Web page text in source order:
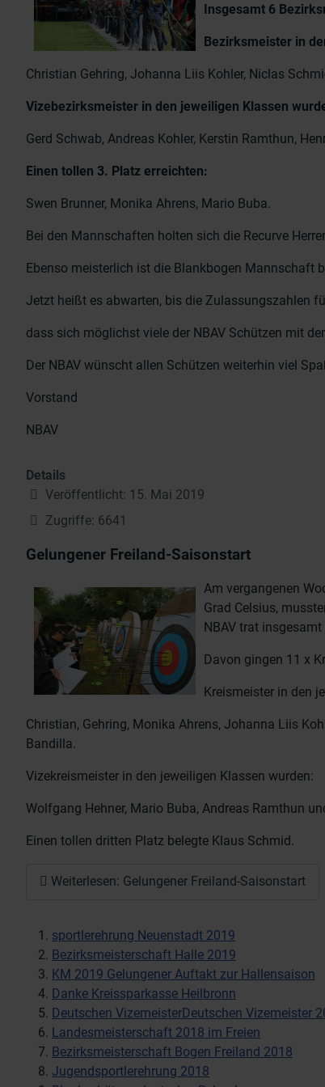
Insgesamt 6
Bezirksmeister in
Christian Gehring, Johanna Liis Kohler, Niclas
Vizebezirksmeister in den jeweiligen Klassen
Gerd Schwab, Andreas Kohler, Kerstin Ramthun,
Einen tollen 3. Platz erreichten:
Swen Brunner, Monika Ahrens, Mario Buba.
Bei den Mannschaften holten sich die Recurve
Ebenso meisterlich ist die Blankbogen Mannschaft
Jetzt heißt es abwarten, bis die Zulassungszahlen
dass sich möglichst viele der NBAV Schützen mit
Der NBAV wünscht allen Schützen weiterhin viel
Vorstand
NBAV
Details
Veröffentlicht: 15. Mai 2019
Zugriffe: 6641
Gelungener Freiland-Saisonstart
Am vergangenen
Grad Celsius,
NBAV trat
Davon gingen 11 x
Kreismeister in den
Christian, Gehring, Monika Ahrens, Johanna Liis
Bandilla.
Vizekreismeister in den jeweiligen Klassen wurden:
Wolfgang Hehner, Mario Buba, Andreas Ramthun
Einen tollen dritten Platz belegte Klaus Schmid.
Weiterlesen: Gelungener Freiland-Saisonstart
sportlerehrung Neuenstadt 2019
Bezirksmeisterschaft Halle 2019
KM 2019 Gelungener Auftakt zur Hallensaison
Danke Kreissparkasse Heilbronn
Deutschen VizemeisterDeutschen Vizemeister
Landesmeisterschaft 2018 im Freien
Bezirksmeisterschaft Bogen Freiland 2018
Jugendsportlerehrung 2018